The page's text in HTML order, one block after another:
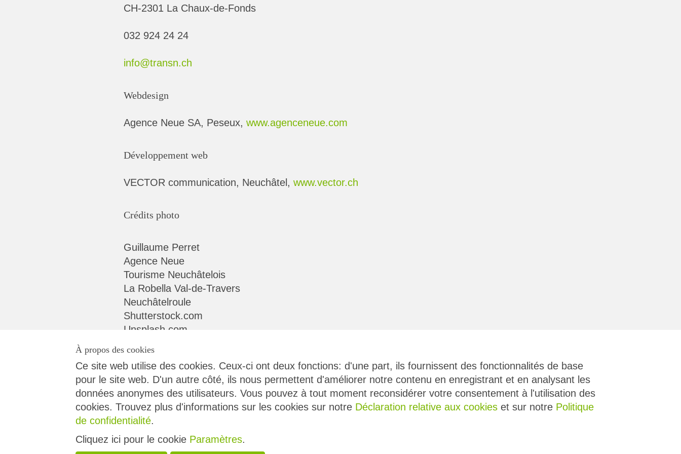
CH-2301 La Chaux-de-Fonds
032 924 24 24
info@transn.ch
Webdesign
Agence Neue SA, Peseux, www.agenceneue.com
Développement web
VECTOR communication, Neuchâtel, www.vector.ch
Crédits photo
Guillaume Perret
Agence Neue
Tourisme Neuchâtelois
La Robella Val-de-Travers
Neuchâtelroule
Shutterstock.com
Unsplash.com
Contact Conditions générales
Protection des données
Impressum
Suivez-nous
Tous droits réservés
transN - 2026
À propos des cookies
Ce site web utilise des cookies. Ceux-ci ont deux fonctions: d'une part, ils fournissent des fonctionnalités de base
pour le site web. D'un autre côté, ils nous permettent d'améliorer notre contenu en enregistrant et en analysant les
données anonymes des utilisateurs. Vous pouvez à tout moment reconsidérer votre consentement à l'utilisation des
cookies. Trouvez plus d'informations sur les cookies sur notre Déclaration relative aux cookies et sur notre Politique
de confidentialité.
Cliquez ici pour le cookie Paramètres.